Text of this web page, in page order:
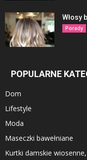
Włosy
Porady
POPULARNE
Dom
Lifestyle
Moda
Maseczki bawełniane
Kurtki damskie